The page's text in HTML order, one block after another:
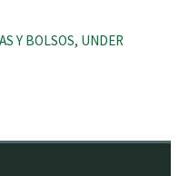
Y BOLSOS, UNDER